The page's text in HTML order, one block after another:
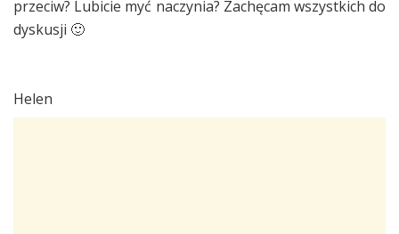
przeciw? Lubicie myć naczynia? Zachęcam wszystkich do
dyskusji 🙂
Helen